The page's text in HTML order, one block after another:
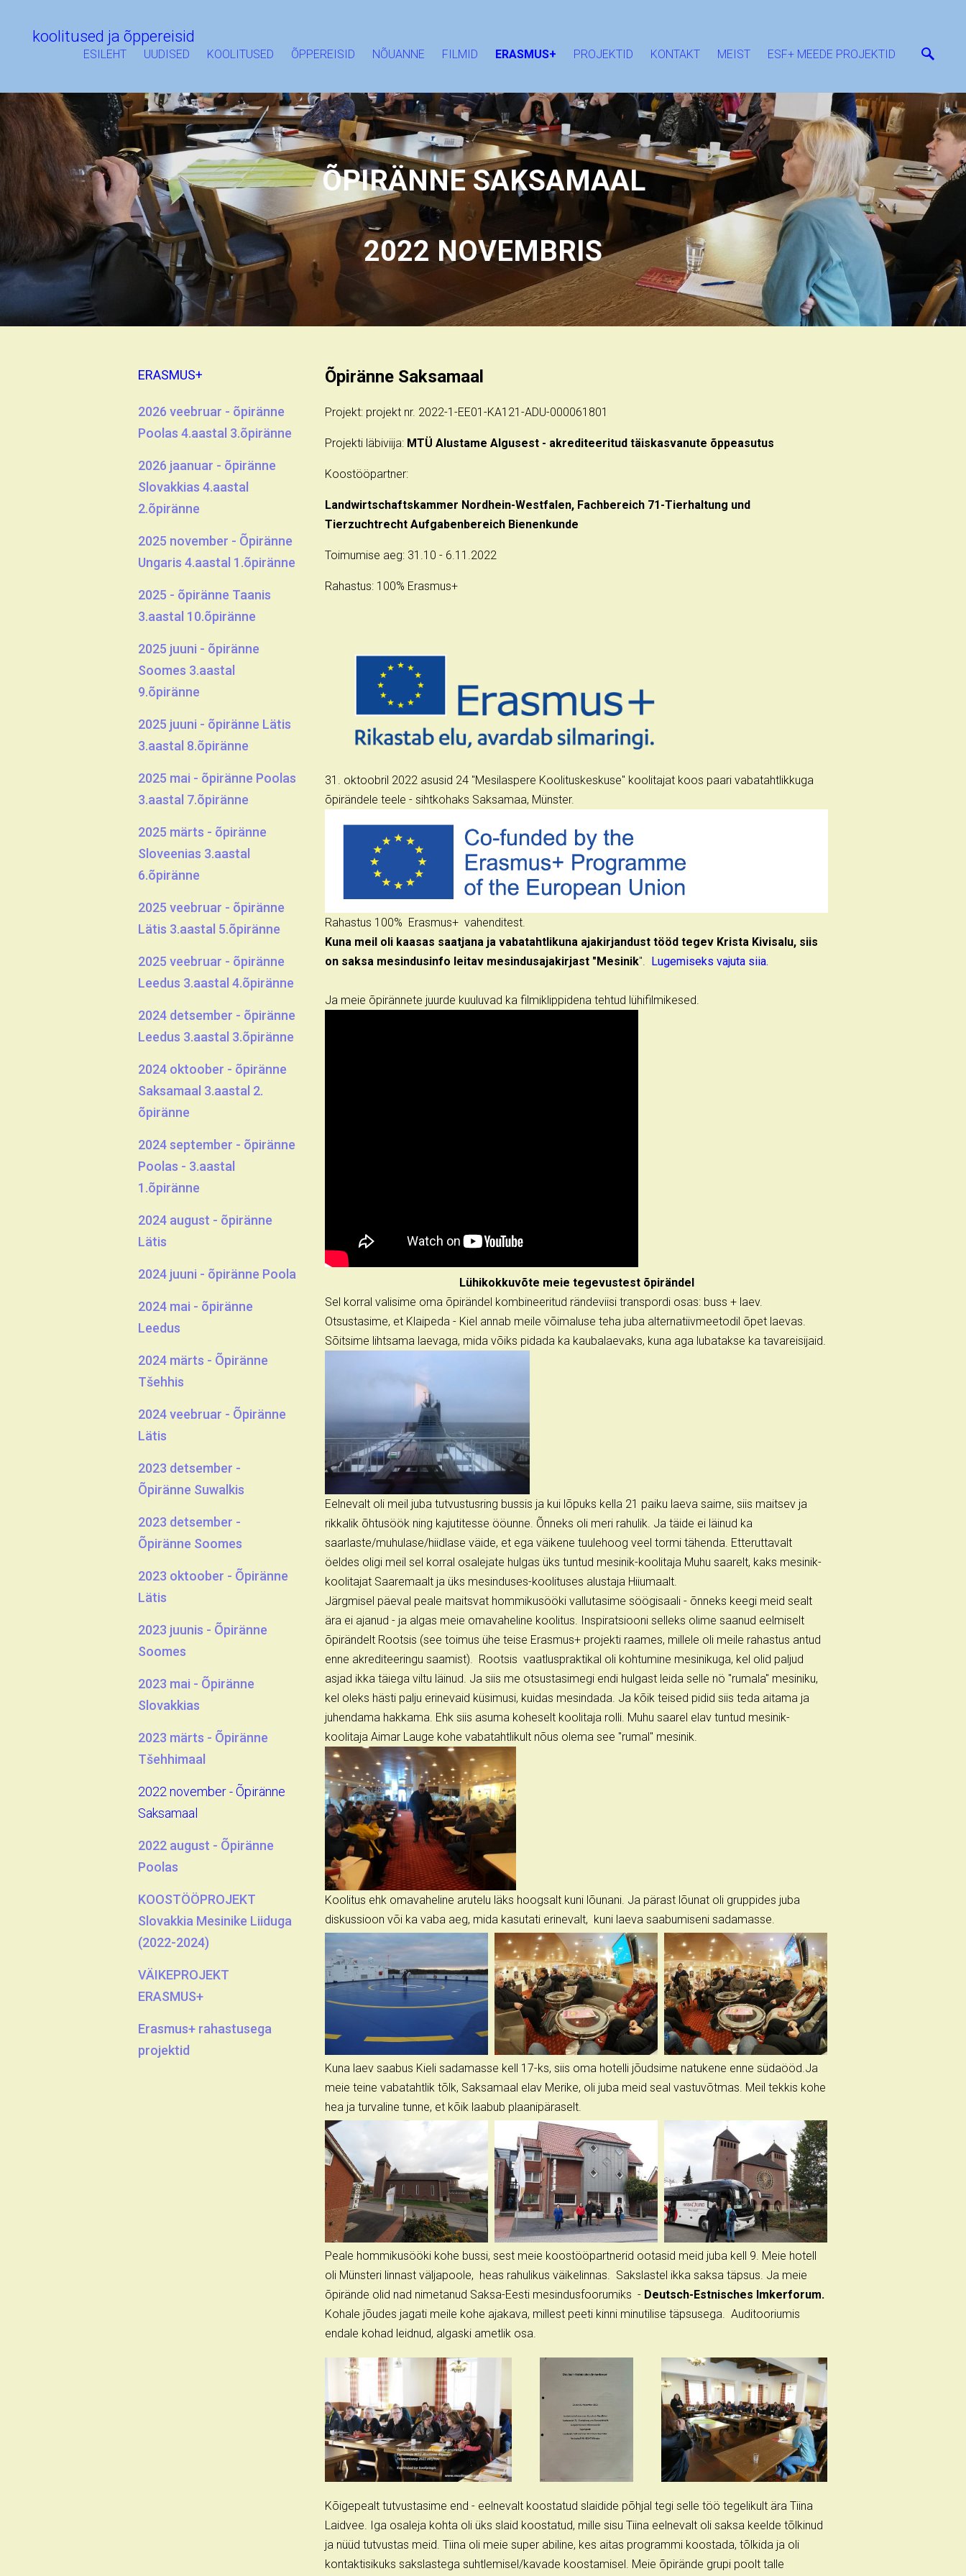
koolitused ja õppereisid
ESILEHT UUDISED KOOLITUSED ÕPPEREISID NÕUANNE FILMID ERASMUS+ PROJEKTID KONTAKT MEIST ESF+ MEEDE PROJEKTID
ÕPIRÄNNE SAKSAMAAL
2022 NOVEMBRIS
ERASMUS+
2026 veebruar - õpiränne
Poolas 4.aastal 3.õpiränne
2026 jaanuar - õpiränne
Slovakkias 4.aastal
2.õpiränne
2025 november - Õpiränne
Ungaris 4.aastal 1.õpiränne
2025 - õpiränne Taanis
3.aastal 10.õpiränne
2025 juuni - õpiränne
Soomes 3.aastal
9.õpiränne
2025 juuni - õpiränne Lätis
3.aastal 8.õpiränne
2025 mai - õpiränne Poolas
3.aastal 7.õpiränne
2025 märts - õpiränne
Sloveenias 3.aastal
6.õpiränne
2025 veebruar - õpiränne
Lätis 3.aastal 5.õpiränne
2025 veebruar - õpiränne
Leedus 3.aastal 4.õpiränne
2024 detsember - õpiränne
Leedus 3.aastal 3.õpiränne
2024 oktoober - õpiränne
Saksamaal 3.aastal 2.
õpiränne
2024 september - õpiränne
Poolas - 3.aastal
1.õpiränne
2024 august - õpiränne
Lätis
2024 juuni - õpiränne Poola
2024 mai - õpiränne
Leedus
2024 märts - Õpiränne
Tšehhis
2024 veebruar - Õpiränne
Lätis
2023 detsember -
Õpiränne Suwalkis
2023 detsember -
Õpiränne Soomes
2023 oktoober - Õpiränne
Lätis
2023 juunis - Õpiränne
Soomes
2023 mai - Õpiränne
Slovakkias
2023 märts - Õpiränne
Tšehhimaal
2022 november - Õpiränne
Saksamaal
2022 august - Õpiränne
Poolas
KOOSTÖÖPROJEKT
Slovakkia Mesinike Liiduga
(2022-2024)
VÄIKEPROJEKT
ERASMUS+
Erasmus+ rahastusega
projektid
Õpiränne Saksamaal
Projekt: projekt nr. 2022-1-EE01-KA121-ADU-000061801
Projekti läbiviija: MTÜ Alustame Algusest - akrediteeritud täiskasvanute õppeasutus
Koostööpartner:
Landwirtschaftskammer Nordhein-Westfalen, Fachbereich 71-Tierhaltung und
Tierzuchtrecht Aufgabenbereich Bienenkunde
Toimumise aeg: 31.10 - 6.11.2022
Rahastus: 100% Erasmus+
31. oktoobril 2022 asusid 24 "Mesilaspere Koolituskeskuse" koolitajat koos paari vabatahtlikkuga
õpirändele teele - sihtkohaks Saksamaa, Münster.
Rahastus 100% Erasmus+ vahenditest.
Kuna meil oli kaasas saatjana ja vabatahtlikuna ajakirjandust tööd tegev Krista Kivisalu, siis
on saksa mesindusinfo leitav mesindusajakirjast "Mesinik". Lugemiseks vajuta siia.
Ja meie õpirännete juurde kuuluvad ka filmiklippidena tehtud lühifilmikesed.
Lühikokkuvõte meie tegevustest õpirändel
Sel korral valisime oma õpirändel kombineeritud rändeviisi transpordi osas: buss + laev.
Otsustasime, et Klaipeda - Kiel annab meile võimaluse teha juba alternatiivmeetodil õpet laevas.
Sõitsime lihtsama laevaga, mida võiks pidada ka kaubalaevaks, kuna aga lubatakse ka tavareisijaid.
Eelnevalt oli meil juba tutvustusring bussis ja kui lõpuks kella 21 paiku laeva saime, siis maitsev ja
rikkalik õhtusöök ning kajutitesse ööunne. Õnneks oli meri rahulik. Ja täide ei läinud ka
saarlaste/muhulase/hiidlase väide, et ega väikene tuulehoog veel tormi tähenda. Etteruttavalt
öeldes oligi meil sel korral osalejate hulgas üks tuntud mesinik-koolitaja Muhu saarelt, kaks mesinik-
koolitajat Saaremaalt ja üks mesinduses-koolituses alustaja Hiiumaalt.
Järgmisel päeval peale maitsvat hommikusööki vallutasime söögisaali - õnneks keegi meid sealt
ära ei ajanud - ja algas meie omavaheline koolitus. Inspiratsiooni selleks olime saanud eelmiselt
õpirändelt Rootsis (see toimus ühe teise Erasmus+ projekti raames, millele oli meile rahastus antud
enne akrediteeringu saamist). Rootsis vaatluspraktikal oli kohtumine mesinikuga, kel olid paljud
asjad ikka täiega viltu läinud. Ja siis me otsustasimegi endi hulgast leida selle nö "rumala" mesiniku,
kel oleks hästi palju erinevaid küsimusi, kuidas mesindada. Ja kõik teised pidid siis teda aitama ja
juhendama hakkama. Ehk siis asuma koheselt koolitaja rolli. Muhu saarel elav tuntud mesinik-
koolitaja Aimar Lauge kohe vabatahtlikult nõus olema see "rumal" mesinik.
Koolitus ehk omavaheline arutelu läks hoogsalt kuni lõunani. Ja pärast lõunat oli gruppides juba
diskussioon või ka vaba aeg, mida kasutati erinevalt, kuni laeva saabumiseni sadamasse.
Kuna laev saabus Kieli sadamasse kell 17-ks, siis oma hotelli jõudsime natukene enne südaööd.Ja
meie teine vabatahtlik tõlk, Saksamaal elav Merike, oli juba meid seal vastuvõtmas. Meil tekkis kohe
hea ja turvaline tunne, et kõik laabub plaanipäraselt.
Peale hommikusööki kohe bussi, sest meie koostööpartnerid ootasid meid juba kell 9. Meie hotell
oli Münsteri linnast väljapoole, heas rahulikus väikelinnas. Sakslastel ikka saksa täpsus. Ja meie
õpirände olid nad nimetanud Saksa-Eesti mesindusfoorumiks - Deutsch-Estnisches Imkerforum.
Kohale jõudes jagati meile kohe ajakava, millest peeti kinni minutilise täpsusega. Auditooriumis
endale kohad leidnud, algaski ametlik osa.
Kõigepealt tutvustasime end - eelnevalt koostatud slaidide põhjal tegi selle töö tegelikult ära Tiina
Laidvee. Iga osaleja kohta oli üks slaid koostatud, mille sisu Tiina eelnevalt oli saksa keelde tõlkinud
ja nüüd tutvustas meid. Tiina oli meie super abiline, kes aitas programmi koostada, tõlkida ja oli
kontaktisikuks sakslastega suhtlemisel/kavade koostamisel. Meie õpirände grupi poolt talle